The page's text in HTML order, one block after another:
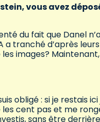
vous avez
du fait que Danel
a tranché d’après
images?
obligé : si je restais
cent pas et me
sans être